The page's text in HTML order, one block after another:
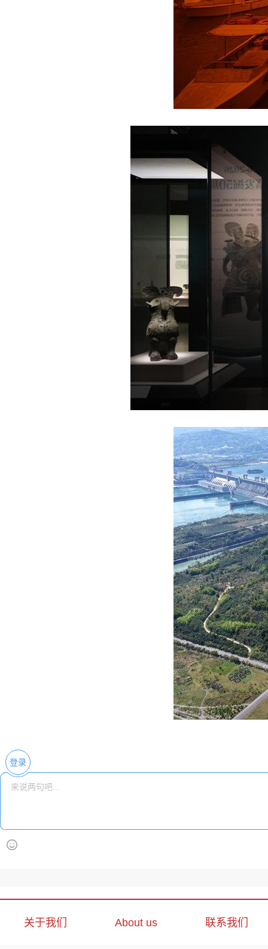
登录
关于我们 About us 联系我们